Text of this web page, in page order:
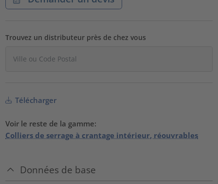
Trouvez un distributeur près de chez vous
Télécharger
Voir le reste de la gamme:
Colliers de serrage à crantage intérieur, réouvrables
Données de base